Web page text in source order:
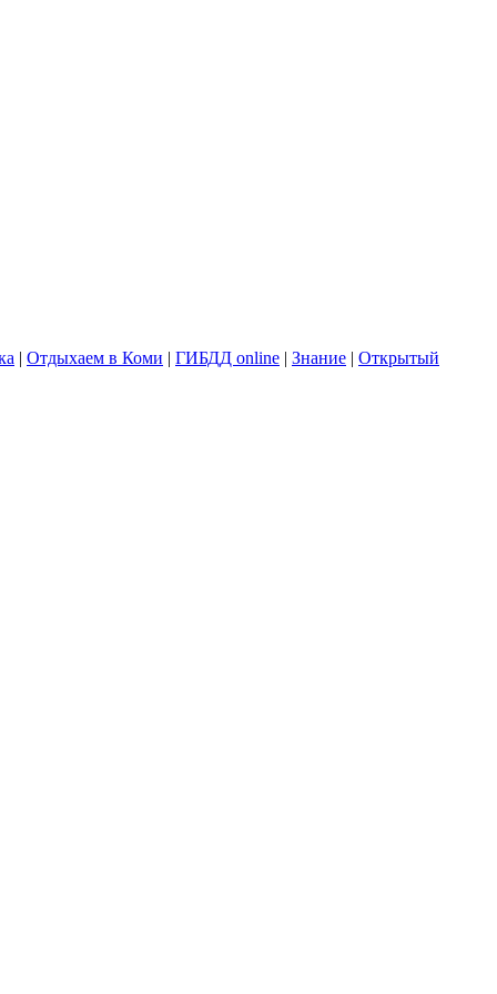
| Отдыхаем в Коми | ГИБДД online | Знание | Открытый